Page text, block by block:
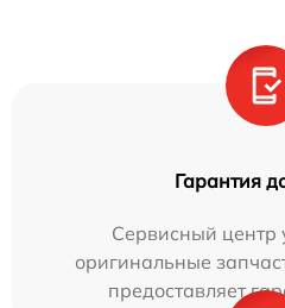
Гарантия
Сервисный центр
оригинальные
предоставляет